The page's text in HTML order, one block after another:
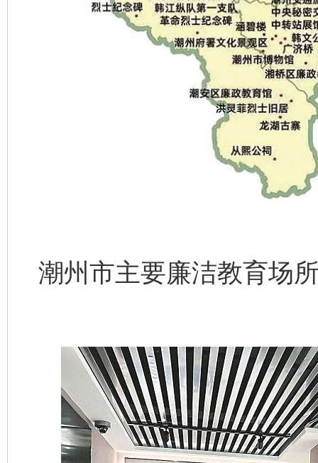
潮州市主要廉洁教育场